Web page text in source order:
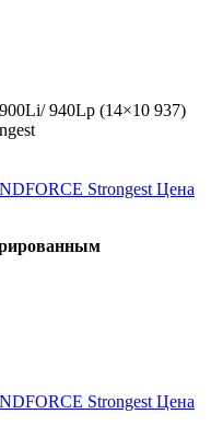
940Lp (14×10 937)
Strongest Цена
Strongest Цена